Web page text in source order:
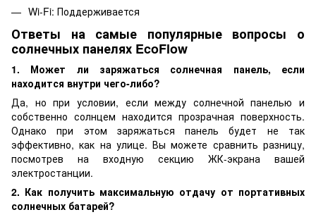
Wi-Fi: Поддерживается
Ответы на самые популярные вопросы о
солнечных панелях EcoFlow
1. Может ли заряжаться солнечная панель, если
находится внутри чего-либо?
Да, но при условии, если между солнечной панелью и
собственно солнцем находится прозрачная поверхность.
Однако при этом заряжаться панель будет не так
эффективно, как на улице. Вы можете сравнить разницу,
посмотрев на входную секцию ЖК-экрана вашей
электростанции.
2. Как получить максимальную отдачу от портативных
солнечных батарей?